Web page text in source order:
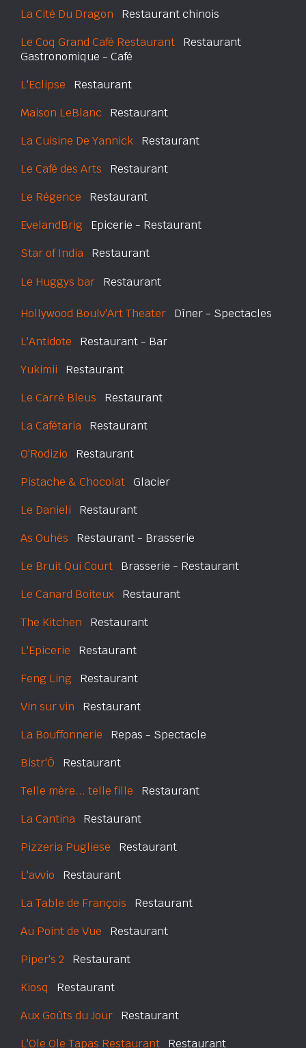
La Cité Du Dragon Restaurant chinois
Le Coq Grand Café Restaurant Restaurant
Gastronomique - Café
L'Eclipse Restaurant
Maison LeBlanc Restaurant
La Cuisine De Yannick Restaurant
Le Café des Arts Restaurant
Le Régence Restaurant
EvelandBrig Epicerie - Restaurant
Star of India Restaurant
Le Huggys bar Restaurant
Hollywood Boulv'Art Theater Dîner - Spectacles
L'Antidote Restaurant - Bar
Yukimii Restaurant
Le Carré Bleus Restaurant
La Cafétaria Restaurant
O'Rodizio Restaurant
Pistache & Chocolat Glacier
Le Danieli Restaurant
As Ouhès Restaurant - Brasserie
Le Bruit Qui Court Brasserie - Restaurant
Le Canard Boiteux Restaurant
The Kitchen Restaurant
L'Epicerie Restaurant
Feng Ling Restaurant
Vin sur vin Restaurant
La Bouffonnerie Repas - Spectacle
Bistr'Ô Restaurant
Telle mère... telle fille Restaurant
La Cantina Restaurant
Pizzeria Pugliese Restaurant
L'avvio Restaurant
La Table de François Restaurant
Au Point de Vue Restaurant
Piper's 2 Restaurant
Kiosq Restaurant
Aux Goûts du Jour Restaurant
L'Ole Ole Tapas Restaurant Restaurant